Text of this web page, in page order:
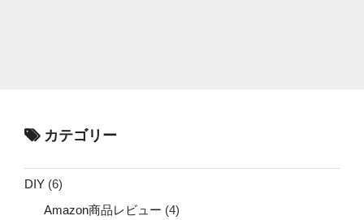
カテゴリー
DIY (6)
Amazon商品レビュー (4)